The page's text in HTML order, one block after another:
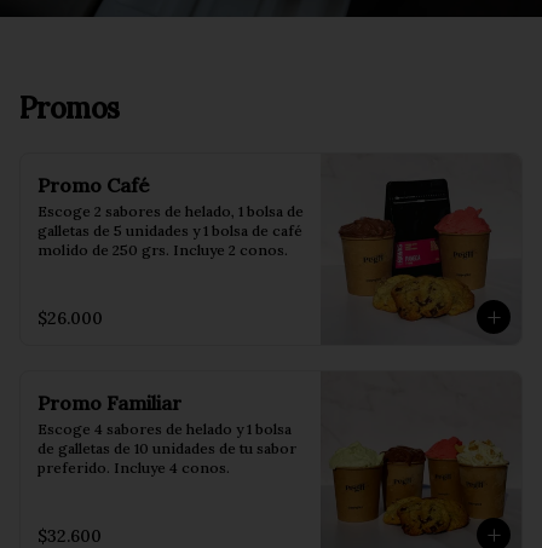
Promos
Promo Café
Escoge 2 sabores de helado, 1 bolsa de
galletas de 5 unidades y 1 bolsa de café
molido de 250 grs. Incluye 2 conos.
$26.000
Promo Familiar
Escoge 4 sabores de helado y 1 bolsa
de galletas de 10 unidades de tu sabor
preferido. Incluye 4 conos.
$32.600